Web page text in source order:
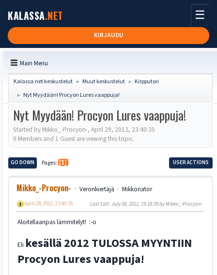
KALASSA.NET
KIRJAUDU
☰
Main Menu
Kalassa.net keskustelut ► Muut keskustelut ► Kirpputori
► Nyt Myydään! Procyon Lures vaappuja!
Nyt Myydään! Procyon Lures vaappuja!
Started by Mikko_-Procyon-, April 29, 2012, 23:40:35
0 Members and 1 Guest are viewing this topic.
GO DOWN Pages 1 USER ACTIONS
Mikko_-Procyon- Veronkiertäjä Mikkonator
April 29, 2012, 23:40:35 Last Edit: July 08, 2012, 19:18:39 by Mikko_-Procyon-
Aloitellaanpas lämmitelyt! :-o
Eli kesällä 2012 TULOSSA MYYNTIIN
Procyon Lures vaappuja!